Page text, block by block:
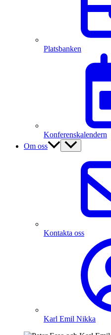
Platsbanken
Konferenskalendern
Om oss
Kontakta oss
Karl Emil Nikka